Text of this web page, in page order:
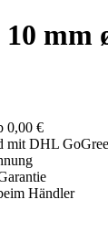
mm
0,00 €
mit DHL
Händler